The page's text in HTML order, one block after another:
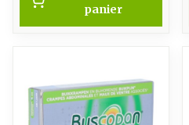
panier